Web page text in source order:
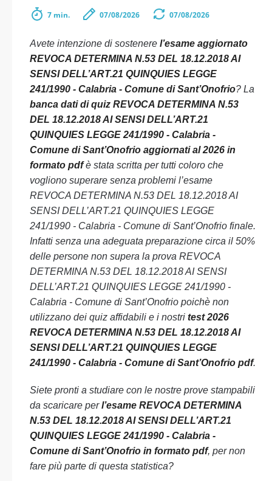
7 min. 07/08/2026 07/08/2026
Avete intenzione di sostenere l’esame aggiornato
REVOCA DETERMINA N.53 DEL 18.12.2018 AI
SENSI DELL’ART.21 QUINQUIES LEGGE
241/1990 - Calabria - Comune di Sant’Onofrio? La
banca dati di quiz REVOCA DETERMINA N.53
DEL 18.12.2018 AI SENSI DELL’ART.21
QUINQUIES LEGGE 241/1990 - Calabria -
Comune di Sant’Onofrio aggiornati al 2026 in
formato pdfè stata scritta per tutti coloro che
vogliono superare senza problemi l’esame
REVOCA DETERMINA N.53 DEL 18.12.2018 AI
SENSI DELL’ART.21 QUINQUIES LEGGE
241/1990 - Calabria - Comune di Sant’Onofrio finale.
Infatti senza una adeguata preparazione circa il 50%
delle persone non supera la prova REVOCA
DETERMINA N.53 DEL 18.12.2018 AI SENSI
DELL’ART.21 QUINQUIES LEGGE 241/1990 -
Calabria - Comune di Sant’Onofrio poichè non
utilizzano dei quiz affidabili e i nostri test 2026
REVOCA DETERMINA N.53 DEL 18.12.2018 AI
SENSI DELL’ART.21 QUINQUIES LEGGE
241/1990 - Calabria - Comune di Sant’Onofrio pdf.
Siete pronti a studiare con le nostre prove stampabili
da scaricare perl’esame REVOCA DETERMINA
N.53 DEL 18.12.2018 AI SENSI DELL’ART.21
QUINQUIES LEGGE 241/1990 - Calabria -
Comune di Sant’Onofrio in formato pdf, per non
fare più parte di questa statistica?